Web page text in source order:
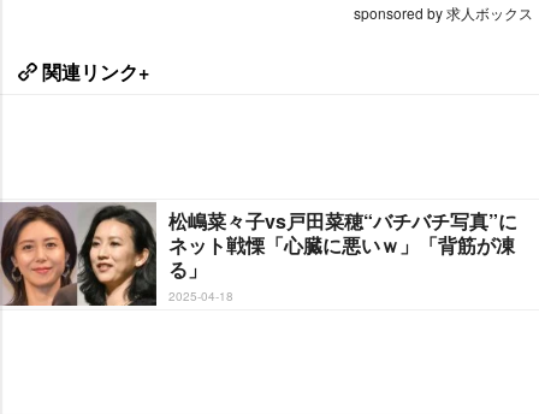
sponsored by 求人ボックス
関連リンク+
松嶋菜々子vs戸田菜穂“バチバチ写真”に
ネット戦慄「心臓に悪いｗ」「背筋が凍
る」
2025-04-18